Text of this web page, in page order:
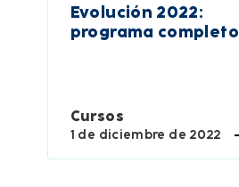
Evolución 2022:
programa completo
Cursos
1 de diciembre de 2022